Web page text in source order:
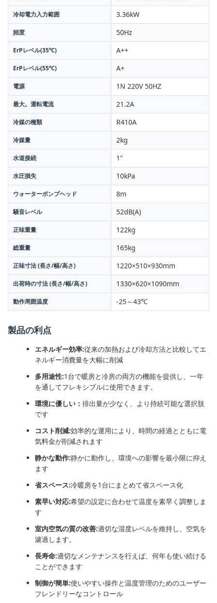
冷却電力入力範囲 3.36kW
頻度 50Hz
ErPレベル(35℃) A++
ErPレベル(55℃) A+
電源 1N 220V 50HZ
最大。運転電流 21.2A
冷媒の種類 R410A
冷媒量 2kg
水道接続 1"
水圧損失 10kPa
ウォーターポンプヘッド 8m
騒音レベル 52dB(A)
正味重量 122kg
総重量 165kg
正味寸法 (長さ/幅/高さ) 1220×510×930mm
出荷時の寸法 (長さ/幅/高さ) 1330×620×1090mm
動作周囲温度 -25～43℃
製品の利点
エネルギー効率:従来の加熱および冷却方法と比較してエ
ネルギー消費量を大幅に削減
多用途性:1台で暖房と冷房の両方の機能を提供し、一年
を通してフレキシブルに使用できます。
環境に優しい： 排出量が少なく、より持続可能な選択肢
です
コスト削減:効率的な運用により、時間の経過とともに電
気料金が削減されます
静かな動作:静かに動作し、環境への影響を最小限に抑え
ます
省スペース:冷暖房を1台にまとめて省スペース化
素早い対応:希望の設定に合わせて温度を素早く調整しま
す
室内空気の質の改善:適切な湿度レベルを維持し、空気を
濾過します。
長寿命:適切なメンテナンスを行えば、何年も使い続ける
ことができます
制御が簡単:使いやすい操作と温度管理のためのユーザー
フレンドリーなコントロール